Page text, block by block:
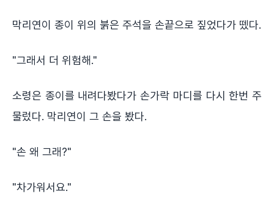
막리연이 종이 위의 붉은 주석을 손끝으로 짚었다가 뗐다.
"그래서 더 위험해."
소령은 종이를 내려다봤다가 손가락 마디를 다시 한번 주
물렀다. 막리연이 그 손을 봤다.
"손 왜 그래?"
"차가워서요."